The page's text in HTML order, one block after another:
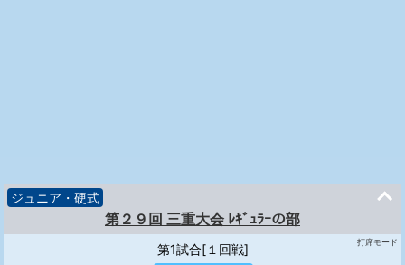
ジュニア・硬式
第２９回 三重大会 ﾚｷﾞｭﾗｰの部
第1試合[１回戦] 打席モード